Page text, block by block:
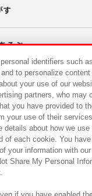
す
そぶ
ペーン
サステナビリティ サ
ー ウェブアクセシビリ
まとともに
ト対応方針 よくあるご
identifiers such
to personalize
your use of our
partners, who may
you have provided to
your use of their
details about how we use
of each cookie. You
your information with
Share My Personal